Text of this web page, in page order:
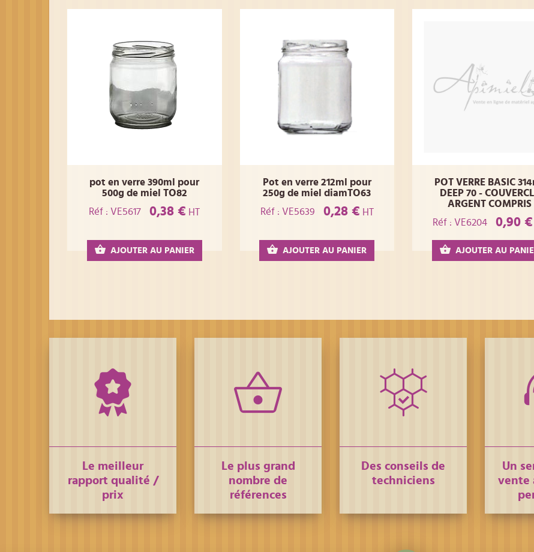
pot en verre 390ml pour
500g de miel TO82
Réf : VE5617
0,38 € HT
AJOUTER AU PANIER
Pot en verre 212ml pour
250g de miel diamTO63
Réf : VE5639
0,28 € HT
AJOUTER AU PANIER
POT VERRE BASIC
DEEP 70 -
ARGENT COMPRIS
Réf : VE6204
0,90 €
AJOUTER AU
Le meilleur
rapport qualité /
prix
Le plus grand
nombre de
références
Des conseils de
techniciens
Un
vente